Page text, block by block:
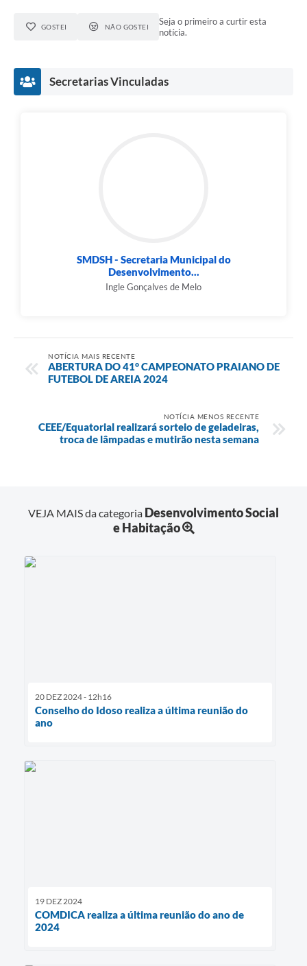
GOSTEI NÃO GOSTEI
Seja o primeiro a curtir esta
notícia.
Secretarias Vinculadas
SMDSH - Secretaria Municipal do
Desenvolvimento...
Ingle Gonçalves de Melo
NOTÍCIA MAIS RECENTE
ABERTURA DO 41° CAMPEONATO PRAIANO DE
FUTEBOL DE AREIA 2024
NOTÍCIA MENOS RECENTE
CEEE/Equatorial realizará sorteio de geladeiras,
troca de lâmpadas e mutirão nesta semana
VEJA MAIS da categoria Desenvolvimento Social
e Habitação
20 DEZ 2024 - 12h16
Conselho do Idoso realiza a última reunião do
ano
19 DEZ 2024
COMDICA realiza a última reunião do ano de
2024